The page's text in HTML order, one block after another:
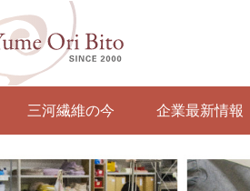
三河繊維の今 企業最新情報